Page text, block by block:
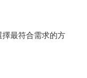
最符合需求的方